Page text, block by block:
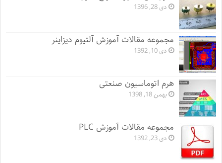
دی 28, 1396
مجموعه مقالات آموزش آلتیوم دیزاینر
دی 10, 1392
هرم اتوماسیون صنعتی
بهمن 18, 1398
مجموعه مقالات آموزش PLC
دی 23, 1392